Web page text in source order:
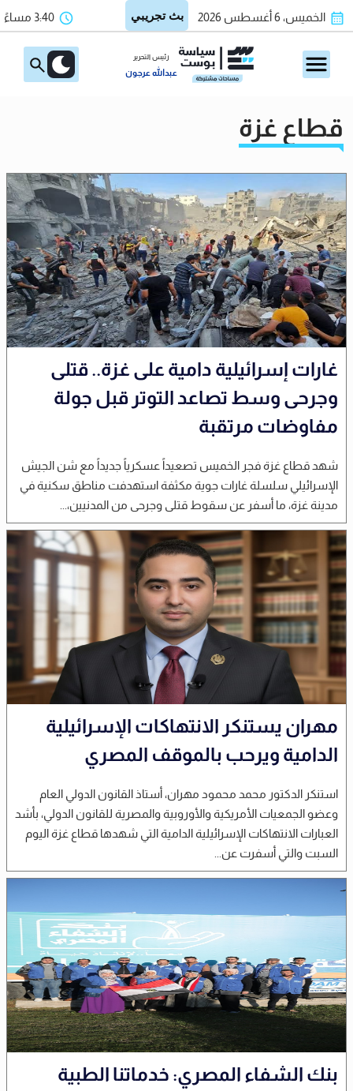
الخميس، 6 أغسطس 2026 3:40 مساءً
رئيس التحرير
عبدالله عرجون
قطاع غزة
غارات إسرائيلية دامية على غزة.. قتلى
وجرحى وسط تصاعد التوتر قبل جولة
مفاوضات مرتقبة
شهد قطاع غزة فجر الخميس تصعيداً عسكرياً جديداً مع شن الجيش
الإسرائيلي سلسلة غارات جوية مكثفة استهدفت مناطق سكنية في
مدينة غزة، ما أسفر عن سقوط قتلى وجرحى من المدنيين،...
مهران يستنكر الانتهاكات الإسرائيلية
الدامية ويرحب بالموقف المصري
استنكر الدكتور محمد محمود مهران، أستاذ القانون الدولي العام
وعضو الجمعيات الأمريكية والأوروبية والمصرية للقانون الدولي، بأشد
العبارات الانتهاكات الإسرائيلية الدامية التي شهدها قطاع غزة اليوم
السبت والتي أسفرت عن...
بنك الشفاء المصري: خدماتنا الطبية